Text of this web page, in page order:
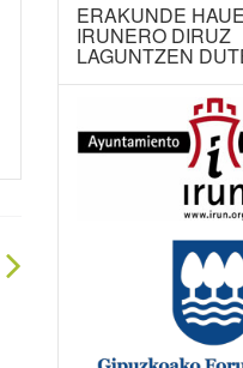
ERAKUNDE
IRUNERO DIRUZ
LAGUNTZEN